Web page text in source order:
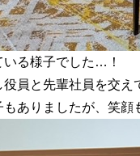
いる様子でした…！
員と先輩社員を交
ありましたが、笑